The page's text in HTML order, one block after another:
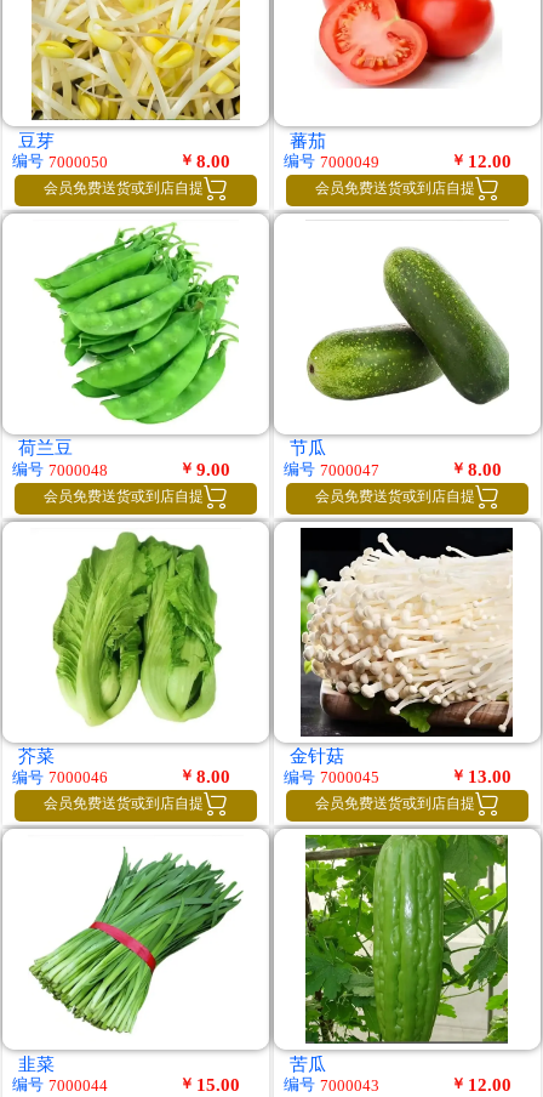
豆芽
编号 7000050 ￥ 8.00
会员免费送货或到店自提 
蕃茄
编号 7000049 ￥ 12.00
会员免费送货或到店自提 
荷兰豆
编号 7000048 ￥ 9.00
会员免费送货或到店自提 
节瓜
编号 7000047 ￥ 8.00
会员免费送货或到店自提 
芥菜
编号 7000046 ￥ 8.00
会员免费送货或到店自提 
金针菇
编号 7000045 ￥ 13.00
会员免费送货或到店自提 
韭菜
编号 7000044 ￥ 15.00
苦瓜
编号 7000043 ￥ 12.00